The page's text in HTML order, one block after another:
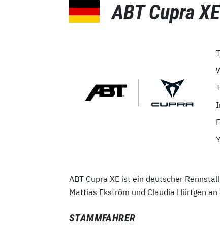
ABT Cupra XE
ABT Cupra XE ist ein deutscher
Mattias Ekström und Claudia Hürtgen
STAMMFAHRER